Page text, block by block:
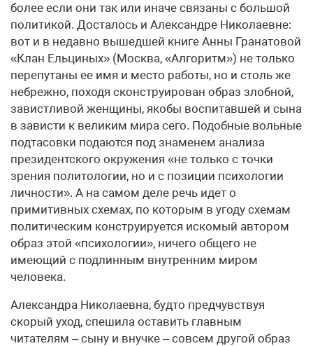
более если они так или иначе связаны с большой
политикой. Досталось и Александре Николаевне:
вот и в недавно вышедшей книге Анны Гранатовой
«Клан Ельциных» (Москва, «Алгоритм») не только
перепутаны ее имя и место работы, но и столь же
небрежно, походя сконструирован образ злобной,
завистливой женщины, якобы воспитавшей и сына
в зависти к великим мира сего. Подобные вольные
подтасовки подаются под знаменем анализа
президентского окружения «не только с точки
зрения политологии, но и с позиции психологии
личности». А на самом деле речь идет о
примитивных схемах, по которым в угоду схемам
политическим конструируется искомый автором
образ этой «психологии», ничего общего не
имеющий с подлинным внутренним миром
человека.
Александра Николаевна, будто предчувствуя
скорый уход, спешила оставить главным
читателям – сыну и внучке – совсем другой образ